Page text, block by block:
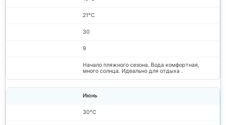
21°C
30
9
Начало пляжного сезона. Вода комфортная,
много солнца. Идеально для отдыха .
Июнь
30°C